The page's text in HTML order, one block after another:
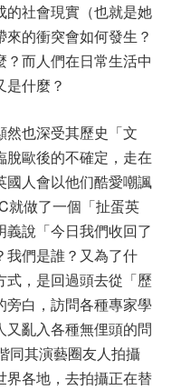
的社會現實（也就是她
的衝突會如何發生？
而人們在日常生活中
什麼？
然也深受其歷史「文
歐後的不確定，走在
國人會以他们酷愛嘲諷
就做了一個「扯蛋英
說「今日我們收回了
我們是誰？又為了什
式，是回過頭去從「歷
旁白，訪問各種專家學
亂入各種無俚頭的問
同其演藝圈友人拍攝
界各地，去拍攝正在替